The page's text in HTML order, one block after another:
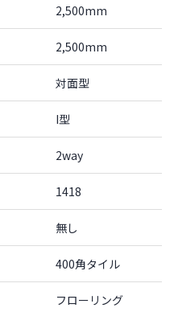
2,500mm
2,500mm
対面型
I型
2way
1418
無し
400角タイル
フローリング